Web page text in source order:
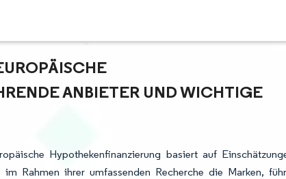
ANBIETER UND WICHTIGE
Hypothekenfinanzierung basiert auf
Rahmen ihrer umfassenden Recherche die Marken,